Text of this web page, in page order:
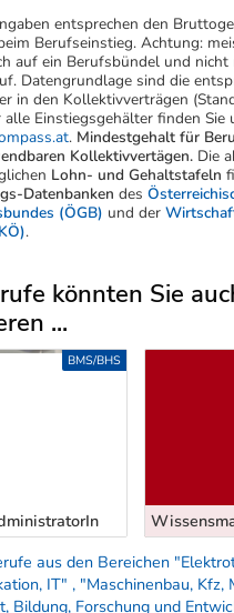
entsprechen den
Berufseinstieg. Achtung:
auf ein Berufsbündel und nicht
Datengrundlage sind die
in den Kollektivverträgen
alle Einstiegsgehälter finden Sie
. Mindestgehalt für
Kollektivvertägen. Die
Lohn- und Gehaltstafeln
Datenbanken des
(ÖGB) und der
.
könnten Sie
...
BMS/BHS
aus den Bereichen
IT" , "Maschinenbau, Kfz,
Bildung, Forschung und